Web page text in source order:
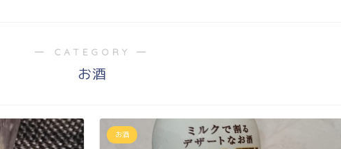
― CATEGORY ―
お酒
お酒